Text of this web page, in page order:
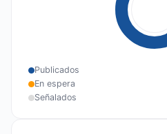
Publicados
En espera
Señalados